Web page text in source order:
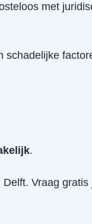
met
.
Delft. Vraag